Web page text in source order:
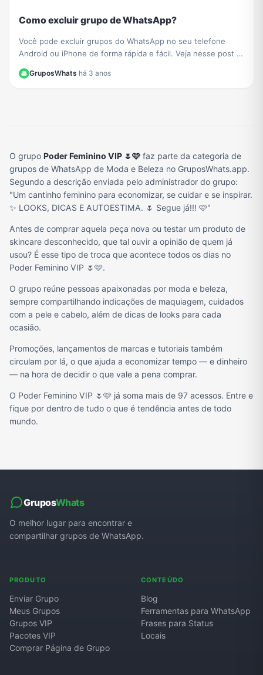
Como excluir grupo de WhatsApp?
Você pode excluir grupos do WhatsApp no ​​seu telefone
Android ou iPhone de forma rápida e fácil. Veja nesse post o
GruposWhats·há 3 anos
O grupo Poder Feminino VIP 🌷🩷 faz parte da categoria de
grupos de WhatsApp de Moda e Beleza no GruposWhats.app.
Segundo a descrição enviada pelo administrador do grupo:
"Um cantinho feminino para economizar, se cuidar e se inspirar.
✨ LOOKS, DICAS E AUTOESTIMA. 🌷 Segue já!!! 🩷"
Antes de comprar aquela peça nova ou testar um produto de
skincare desconhecido, que tal ouvir a opinião de quem já
usou? É esse tipo de troca que acontece todos os dias no
Poder Feminino VIP 🌷🩷.
O grupo reúne pessoas apaixonadas por moda e beleza,
sempre compartilhando indicações de maquiagem, cuidados
com a pele e cabelo, além de dicas de looks para cada
ocasião.
Promoções, lançamentos de marcas e tutoriais também
circulam por lá, o que ajuda a economizar tempo — e dinheiro
— na hora de decidir o que vale a pena comprar.
O Poder Feminino VIP 🌷🩷 já soma mais de 97 acessos. Entre e
fique por dentro de tudo o que é tendência antes de todo
mundo.
GruposWhats
O melhor lugar para encontrar e
compartilhar grupos de WhatsApp.
PRODUTO
Enviar Grupo
Meus Grupos
Grupos VIP
Pacotes VIP
Comprar Página de Grupo
CONTEÚDO
Blog
Ferramentas para WhatsApp
Frases para Status
Locais